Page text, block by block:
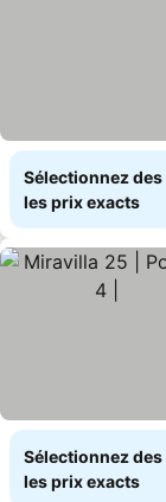
Sélectionnez
les prix exacts
Sélectionnez
les prix exacts